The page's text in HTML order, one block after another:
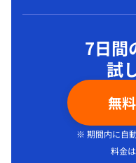
7日間
試
無
※ 期間内に自
料金